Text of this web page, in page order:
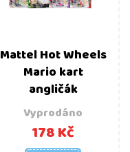
Mattel Hot Wheels
Mario kart
angličák
Vyprodáno
178 Kč